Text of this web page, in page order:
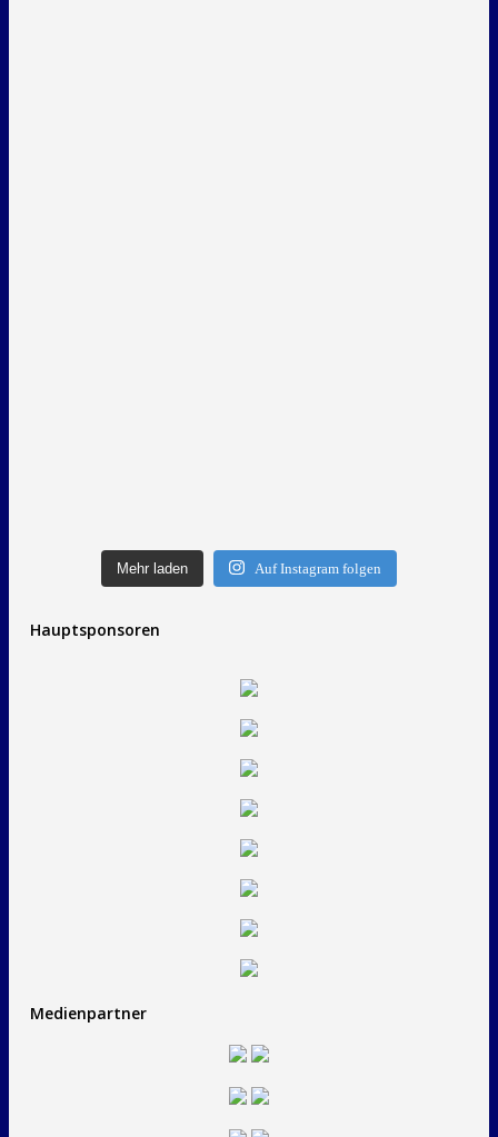
Mehr laden Auf Instagram folgen
Hauptsponsoren
Medienpartner